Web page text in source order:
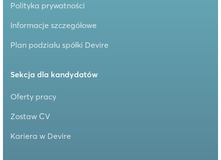
Polityka prywatności
Informacje szczegółowe
Plan podziału spółki Devire
Sekcja dla kandydatów
Oferty pracy
Zostaw CV
Kariera w Devire